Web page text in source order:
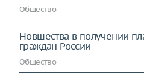
Общество
Новшества в получении
граждан России
Общество